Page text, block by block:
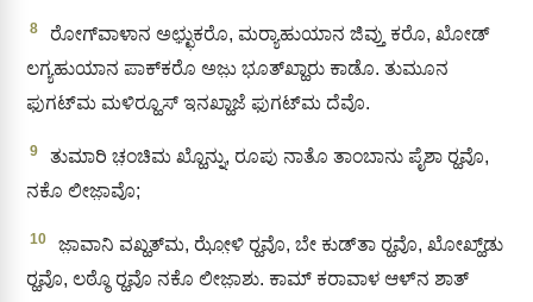
8
ರೋಗ್‌ವಾಳಾನ ಅಛ್ಛು಼ಕರೊ, ಮರ‍್ಯಾಹುಯಾನ ಜಿವ್ತು ಕರೊ, ಖೋಡ್‍
ಲಗ್ಯಹುಯಾನ ಪಾಕ್‌ಕರೊ ಅಜು಼ ಭೂತ್‌ಖ್ಹಾರು ಕಾಡೊ. ತುಮೂನ
ಫುಗಟ್‌ಮ ಮಳಿರ‍್ಹೂಸ್‌ ಇನಖ್ಹಾಜೆ ಫುಗಟ್‌ಮ ದೆವೊ.
9
ತುಮಾರಿ ಚ಼ಂಚಿಮ ಖ್ಹೊನ್ನು, ರೂಪು ನಾತೊ ತಾಂಬಾನು ಪೈಶಾ ರ‍್ಹವೊ,
ನಕೊ ಲೀಜಾ಼ವೊ;
10
ಜಾ಼ವಾನಿ ವಖ್ಹತ್‌ಮ, ಝೋ಼ಳಿ ರ‍್ಹವೊ, ಬೇ ಕುಡ್‌ತಾ ರ‍್ಹವೊ, ಖೋಖ್ಹ್‌ಡು
ರ‍್ಹವೊ, ಲಠ್ಠೊ ರ‍್ಹವೊ ನಕೊ ಲೀಜಾ಼ಶು. ಕಾಮ್ ಕರಾವಾಳ ಆಳ್‌ನ ಶಾತ್‌